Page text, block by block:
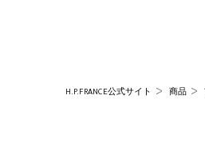
H.P.FRANCE公式サイト 商品